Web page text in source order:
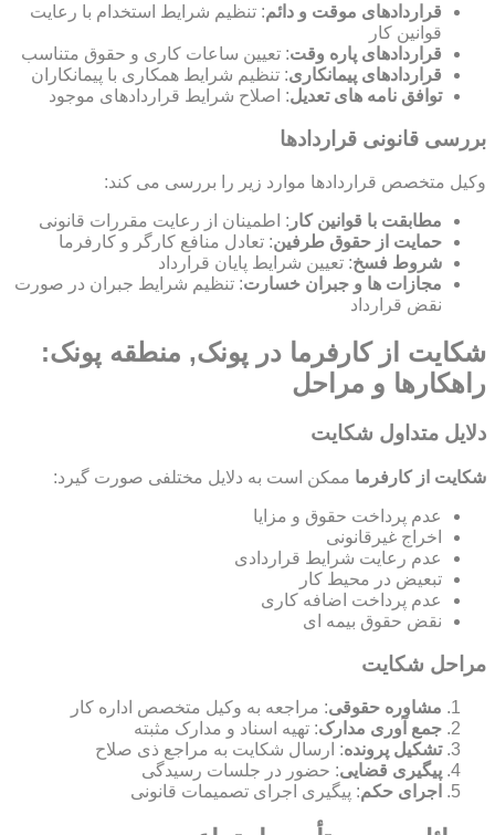
قراردادهای موقت و دائم: تنظیم شرایط استخدام با رعایت
قوانین کار
قراردادهای پاره وقت: تعیین ساعات کاری و حقوق متناسب
قراردادهای پیمانکاری: تنظیم شرایط همکاری با پیمانکاران
توافق نامه های تعدیل: اصلاح شرایط قراردادهای موجود
بررسی قانونی قراردادها
وکیل متخصص قراردادها موارد زیر را بررسی می کند:
مطابقت با قوانین کار : اطمینان از رعایت مقررات قانونی
حمایت از حقوق طرفین: تعادل منافع کارگر و کارفرما
شروط فسخ: تعیین شرایط پایان قرارداد
مجازات ها و جبران خسارت: تنظیم شرایط جبران در صورت
نقض قرارداد
شکایت از کارفرما در پونک, منطقه پونک:
راهکارها و مراحل
دلایل متداول شکایت
شکایت از کارفرما ممکن است به دلایل مختلفی صورت گیرد:
عدم پرداخت حقوق و مزایا
اخراج غیرقانونی
عدم رعایت شرایط قراردادی
تبعیض در محیط کار
عدم پرداخت اضافه کاری
نقض حقوق بیمه ای
مراحل شکایت
مشاوره حقوقی: مراجعه به وکیل متخصص اداره کار
جمع آوری مدارک: تهیه اسناد و مدارک مثبته
تشکیل پرونده: ارسال شکایت به مراجع ذی صلاح
پیگیری قضایی: حضور در جلسات رسیدگی
اجرای حکم: پیگیری اجرای تصمیمات قانونی